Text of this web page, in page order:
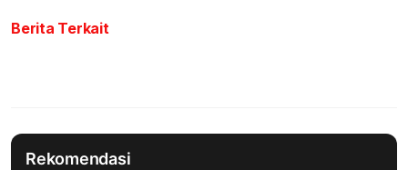
Berita Terkait
Rekomendasi